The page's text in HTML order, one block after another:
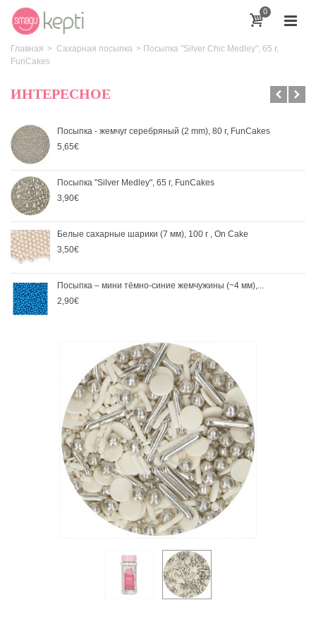
0
Главная > Сахарная посыпка > Посыпка "Silver Chic Medley", 65 г,
FunCakes
ИНТЕРЕСНОЕ
Посыпка - жемчуг серебряный (2 mm), 80 г, FunCakes
5,65€
Посыпка "Silver Medley", 65 г, FunCakes
3,90€
Белые сахарные шарики (7 мм), 100 г , On Cake
3,50€
Посыпка – мини тёмно-синие жемчужины (~4 мм),...
2,90€